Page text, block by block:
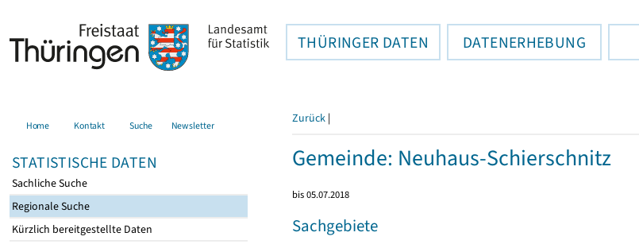
THÜRINGER DATEN DATENERHEBUNG
Home Kontakt Suche Newsletter
STATISTISCHE DATEN
Sachliche Suche
Regionale Suche
Kürzlich bereitgestellte Daten
Zurück |
Gemeinde: Neuhaus-Schierschnitz
bis 05.07.2018
Sachgebiete